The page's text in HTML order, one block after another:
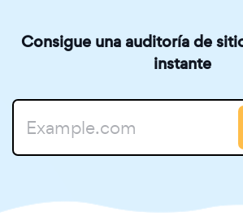
Consigue una auditoría de
instante